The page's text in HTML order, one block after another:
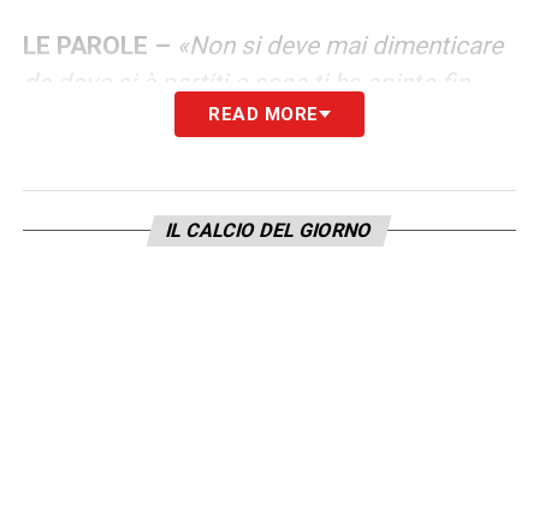
LE PAROLE – «Non si deve mai dimenticare
da dove si è partiti e cosa ti ha spinto fin
lì. Non voglio che la squadra si ponga dei
esistono formule vincenti, ma esiste una
strategia: avere 22 titolari, e questo i
READ MORE
IL CALCIO DEL GIORNO